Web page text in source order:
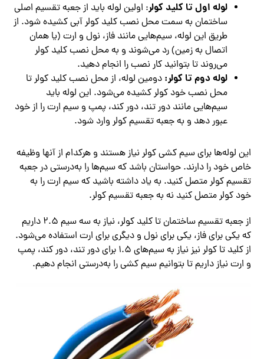
لوله اول تا کلید کولر: اولین لوله باید از جعبه‌ تقسیم اصلی
ساختمان به سمت محل نصب کلید کولر آبی کشیده شود. از
طریق این لوله، سیم‌هایی مانند فاز، نول و ارت (یا همان
اتصال به زمین) رد می‌شوند و به محل نصب کلید کولر
می‌روند تا بتوانید کار نصب را انجام دهید.
لوله دوم تا کولر: دومین لوله، از محل نصب کلید کولر تا
محل نصب خود کولر کشیده می‌شود. این لوله باید
سیم‌هایی مانند دور تند، دور کند، پمپ و سیم ارت را از خود
عبور دهد و به جعبه‌ تقسیم کولر وارد شود.
این لوله‌ها برای سیم کشی کولر نیاز هستند و هرکدام از آنها وظیفه
خاص خود را دارند. حواستان باشد که سیم‌ها را به‌درستی در جعبه‌
تقسیم کولر متصل کنید. به یاد داشته باشید که سیم ارت را به
خود کولر متصل کنید نه به جعبه‌ تقسیم کولر.
از جعبه‌ تقسیم ساختمان تا کلید کولر، نیاز به سه سیم ۲.۵ داریم
که یکی برای فاز، یکی برای نول و دیگری برای ارت استفاده می‌شود.
از کلید تا کولر نیز نیاز به سیم‌های ۱.۵ برای دور تند، دور کند، پمپ
و ارت نیاز داریم تا بتوانیم سیم کشی را به‌درستی انجام دهیم.